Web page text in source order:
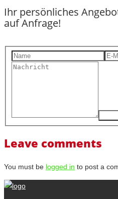
Ihr persönliches
auf Anfrage!
Leave comments
You must be logged in to post a